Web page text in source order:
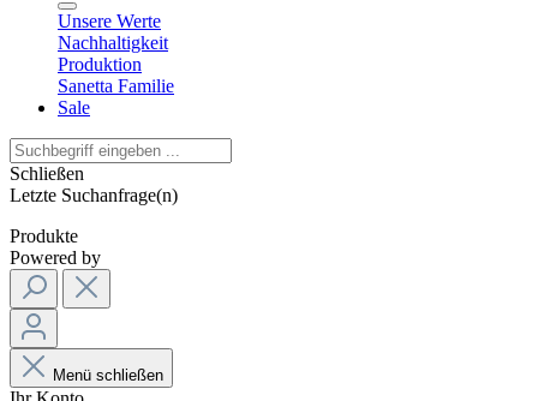
Unsere Werte
Nachhaltigkeit
Produktion
Sanetta Familie
Sale
Schließen
Letzte Suchanfrage(n)
Produkte
Powered by
Menü schließen